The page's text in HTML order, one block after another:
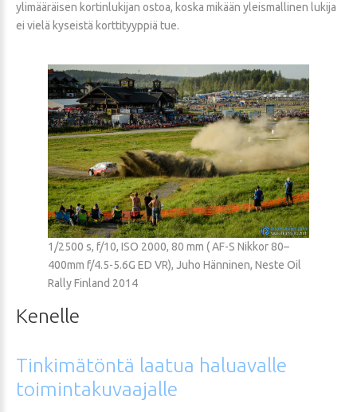
ylimääräisen kortinlukijan ostoa, koska mikään yleismallinen lukija
ei vielä kyseistä korttityyppiä tue.
1/2500 s, f/10, ISO 2000, 80 mm ( AF-S Nikkor 80–
400mm f/4.5-5.6G ED VR), Juho Hänninen, Neste Oil
Rally Finland 2014
Kenelle
Tinkimätöntä laatua haluavalle
toimintakuvaajalle